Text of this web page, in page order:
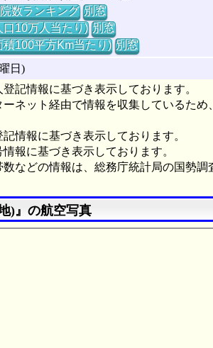
数ランキング 別窓
口10万人当たり) 別窓
積100平方Km当たり) 別窓
日)
記情報に基づき表示しております。
ネット経由で情報を収集しているた
情報に基づき表示しております。
報に基づき表示しております。
などの情報は、総務庁統計局の国勢
)』の航空写真